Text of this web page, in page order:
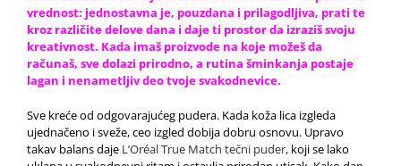
vrednost: jednostavna je, pouzdana i prilagodljiva, prati te
kroz različite delove dana i daje ti prostor da izraziš svoju
kreativnost. Kada imaš proizvode na koje možeš da
računaš, sve dolazi prirodno, a rutina šminkanja postaje
lagan i nenametljiv deo tvoje svakodnevice.
Sve kreće od odgovarajućeg pudera. Kada koža lica izgleda
ujednačeno i sveže, ceo izgled dobija dobru osnovu. Upravo
takav balans daje L’Oréal True Match tečni puder, koji se lako